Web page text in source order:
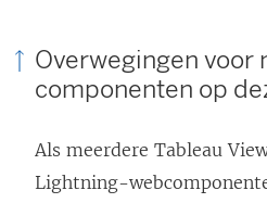
Overwegingen voor
componenten op
Als meerdere Tableau
Lightning-